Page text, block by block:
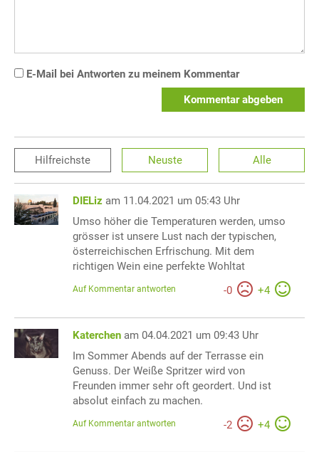
E-Mail bei Antworten zu meinem Kommentar
Kommentar abgeben
Hilfreichste Neuste Alle
DIELiz am 11.04.2021 um 05:43 Uhr
Umso höher die Temperaturen werden, umso
grösser ist unsere Lust nach der typischen,
österreichischen Erfrischung. Mit dem
richtigen Wein eine perfekte Wohltat
-0 +4
Auf Kommentar antworten
Katerchen am 04.04.2021 um 09:43 Uhr
Im Sommer Abends auf der Terrasse ein
Genuss. Der Weiße Spritzer wird von
Freunden immer sehr oft geordert. Und ist
absolut einfach zu machen.
-2 +4
Auf Kommentar antworten